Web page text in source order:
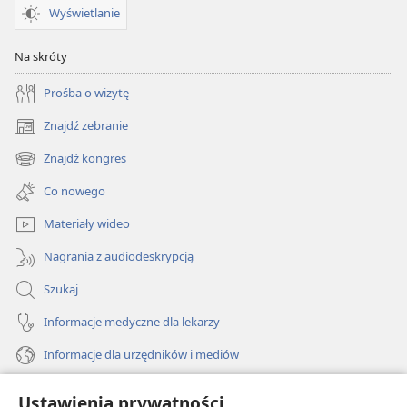
Wyświetlanie
Na skróty
Prośba o wizytę
Znajdź zebranie
(opens
new
window)
Znajdź kongres
(opens
new
window)
Co nowego
Materiały wideo
Nagrania z audiodeskrypcją
Szukaj
Informacje medyczne dla lekarzy
Informacje dla urzędników i mediów